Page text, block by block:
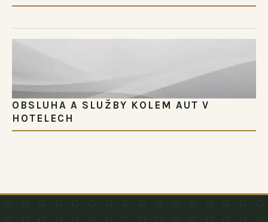
OBSLUHA A SLUŽBY KOLEM AUT V
HOTELECH